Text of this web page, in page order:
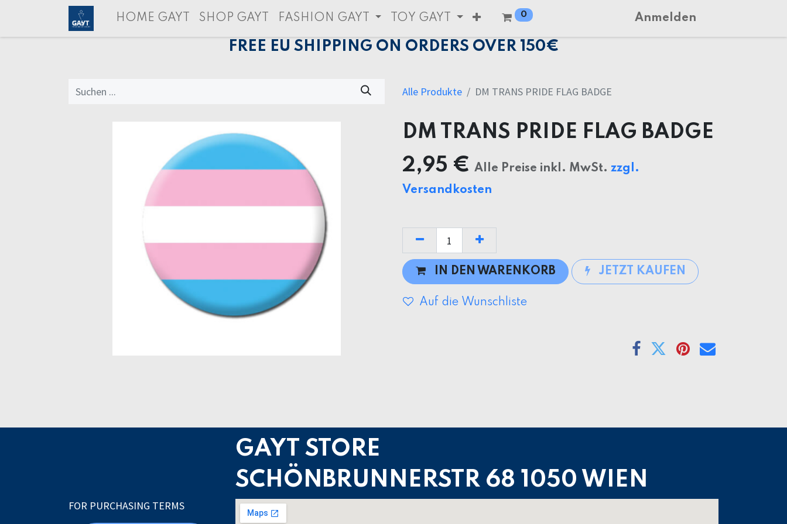
HOME GAYT SHOP GAYT FASHION GAYT TOY GAYT 0 Anmelden
FREE EU SHIPPING ON ORDERS OVER 150€
Alle Produkte DM TRANS PRIDE FLAG BADGE
DM TRANS PRIDE FLAG BADGE
2,95 € Alle Preise inkl. MwSt. zzgl.
Versandkosten
IN DEN WARENKORB JETZT KAUFEN
Auf die Wunschliste
FOR PURCHASING TERMS
GAYT STORE
SCHÖNBRUNNERSTR 68 1050 WIEN